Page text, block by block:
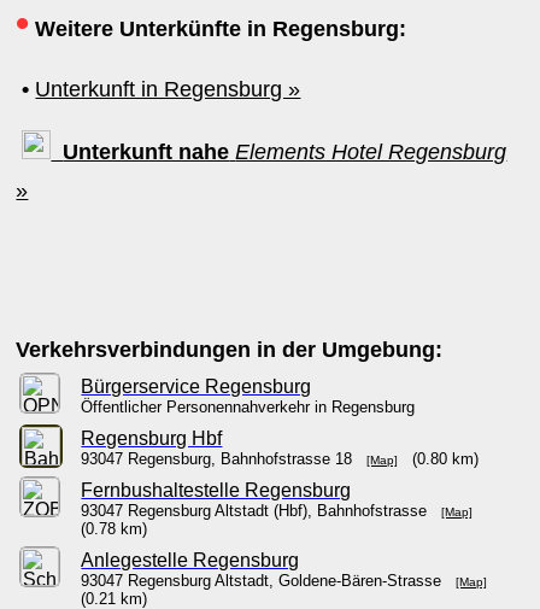
• Weitere Unterkünfte in Regensburg:
• Unterkunft in Regensburg »
Unterkunft nahe Elements Hotel Regensburg
»
Verkehrsverbindungen in der Umgebung:
Bürgerservice Regensburg
Öffentlicher Personennahverkehr in Regensburg
Regensburg Hbf
93047 Regensburg, Bahnhofstrasse 18[Map] (0.80 km)
Fernbushaltestelle Regensburg
93047 Regensburg Altstadt (Hbf), Bahnhofstrasse[Map]
(0.78 km)
Anlegestelle Regensburg
93047 Regensburg Altstadt, Goldene-Bären-Strasse[Map]
(0.21 km)